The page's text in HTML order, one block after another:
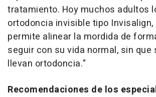
tratamiento. Hoy muchos adultos
ortodoncia invisible tipo Invisalign,
permite alinear la mordida de
seguir con su vida normal, sin que
llevan ortodoncia."
Recomendaciones de los